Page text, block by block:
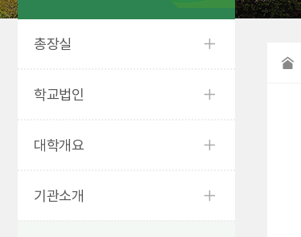
총장실
학교법인
대학개요
기관소개